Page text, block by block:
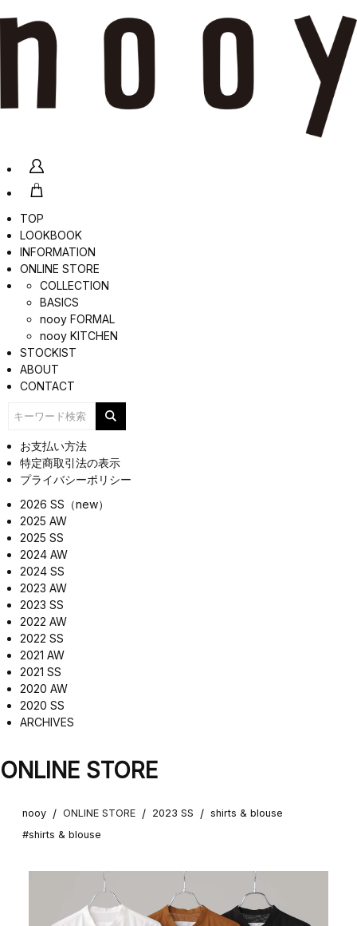
TOP
LOOKBOOK
INFORMATION
ONLINE STORE
COLLECTION
BASICS
nooy FORMAL
nooy KITCHEN
STOCKIST
ABOUT
CONTACT
お支払い方法
特定商取引法の表示
プライバシーポリシー
2026 SS（new）
2025 AW
2025 SS
2024 AW
2024 SS
2023 AW
2023 SS
2022 AW
2022 SS
2021 AW
2021 SS
2020 AW
2020 SS
ARCHIVES
ONLINE STORE
nooy / ONLINE STORE / 2023 SS / shirts & blouse
#shirts & blouse